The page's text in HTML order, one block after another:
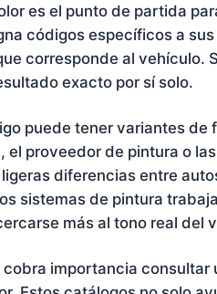
es el punto de partida
códigos específicos a
corresponde al vehículo.
exacto por sí solo.
puede tener variantes
el proveedor de pintura o
diferencias entre
sistemas de pintura
más al tono real del
cobra importancia consultar